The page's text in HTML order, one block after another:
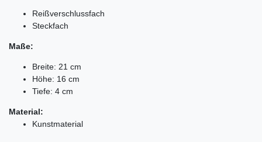
Reißverschlussfach
Steckfach
Maße:
Breite: 21 cm
Höhe: 16 cm
Tiefe: 4 cm
Material:
Kunstmaterial